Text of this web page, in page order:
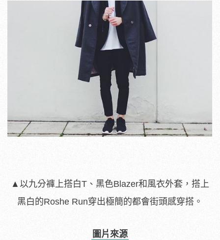
▲以九分褲上搭白T、黑色Blazer和風衣外套，搭上
黑白的Roshe Run穿出極簡的都會街頭感穿搭。
圖片來源